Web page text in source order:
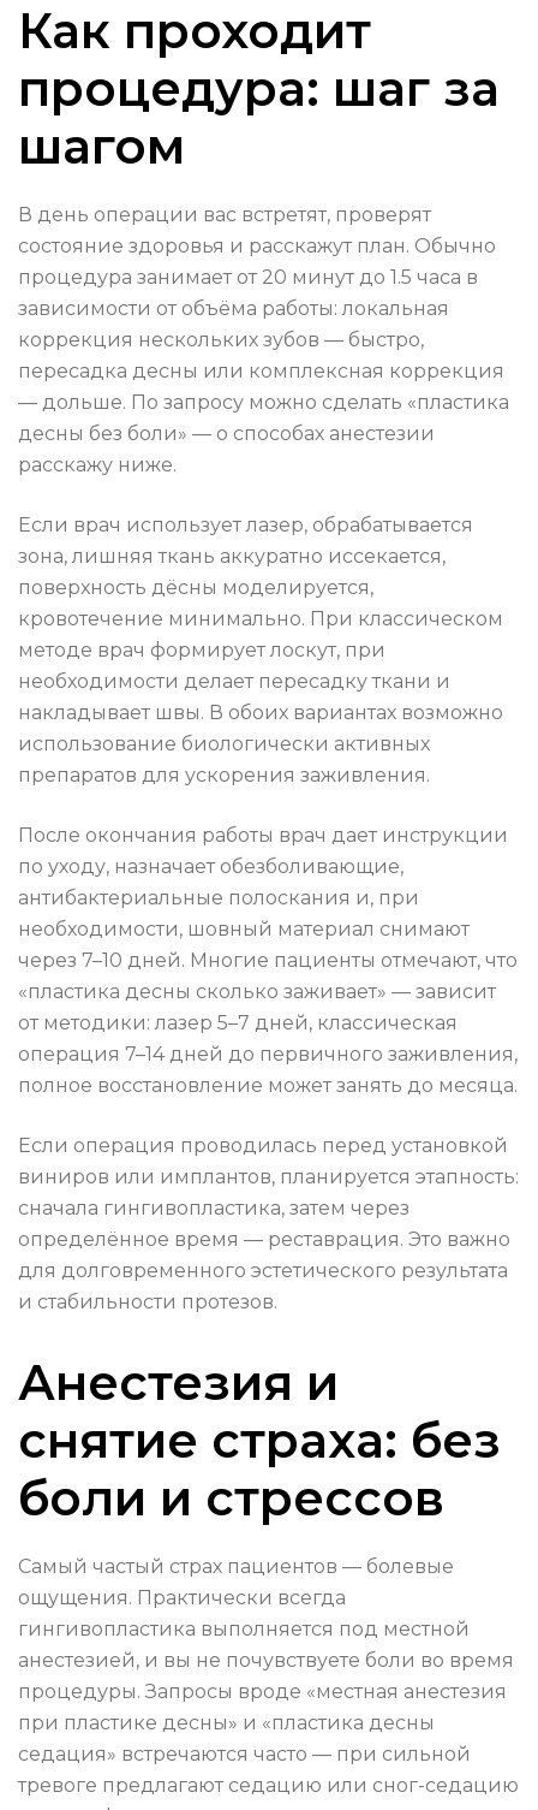
Как проходит
процедура: шаг за
шагом
В день операции вас встретят, проверят
состояние здоровья и расскажут план. Обычно
процедура занимает от 20 минут до 1.5 часа в
зависимости от объёма работы: локальная
коррекция нескольких зубов — быстро,
пересадка десны или комплексная коррекция
— дольше. По запросу можно сделать «пластика
десны без боли» — о способах анестезии
расскажу ниже.
Если врач использует лазер, обрабатывается
зона, лишняя ткань аккуратно иссекается,
поверхность дёсны моделируется,
кровотечение минимально. При классическом
методе врач формирует лоскут, при
необходимости делает пересадку ткани и
накладывает швы. В обоих вариантах возможно
использование биологически активных
препаратов для ускорения заживления.
После окончания работы врач дает инструкции
по уходу, назначает обезболивающие,
антибактериальные полоскания и, при
необходимости, шовный материал снимают
через 7–10 дней. Многие пациенты отмечают, что
«пластика десны сколько заживает» — зависит
от методики: лазер 5–7 дней, классическая
операция 7–14 дней до первичного заживления,
полное восстановление может занять до месяца.
Если операция проводилась перед установкой
виниров или имплантов, планируется этапность:
сначала гингивопластика, затем через
определённое время — реставрация. Это важно
для долговременного эстетического результата
и стабильности протезов.
Анестезия и
снятие страха: без
боли и стрессов
Самый частый страх пациентов — болевые
ощущения. Практически всегда
гингивопластика выполняется под местной
анестезией, и вы не почувствуете боли во время
процедуры. Запросы вроде «местная анестезия
при пластике десны» и «пластика десны
седация» встречаются часто — при сильной
тревоге предлагают седацию или сног-седацию